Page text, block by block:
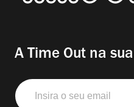
A Time Out na
Insira
o